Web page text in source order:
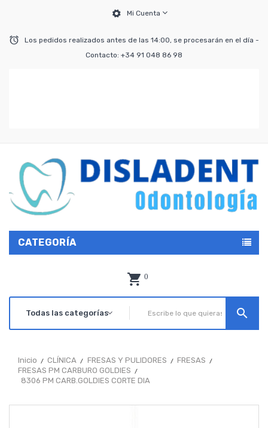
Mi Cuenta
Los pedidos realizados antes de las 14:00, se procesarán en el día -
Contacto: +34 91 048 86 98
CATEGORÍA
0
search
Inicio CLÍNICA FRESAS Y PULIDORES
FRESAS
FRESAS PM CARBURO GOLDIES
8306 PM CARB.GOLDIES CORTE DIA